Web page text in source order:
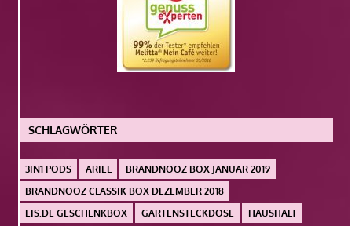
SCHLAGWÖRTER
3IN1 PODS ARIEL
BRANDNOOZ BOX JANUAR 2019
BRANDNOOZ CLASSIK BOX DEZEMBER 2018
EIS.DE GESCHENKBOX
GARTENSTECKDOSE
HAUSHALT